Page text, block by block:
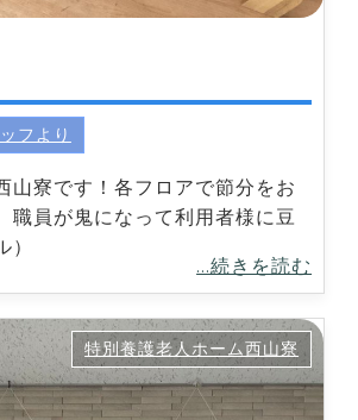
フより
山寮です！各フロアで節分をお
職員が鬼になって利用者様に豆
）
...続きを読む
特別養護老人ホーム西山寮